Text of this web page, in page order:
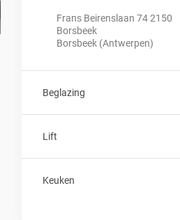
Frans Beirenslaan 74 2150
Borsbeek
Borsbeek (Antwerpen)
Beglazing
Lift
Keuken